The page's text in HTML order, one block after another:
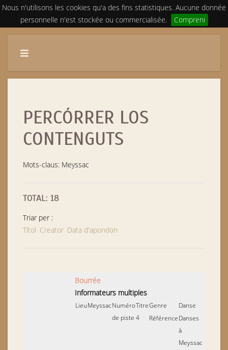
Nous n'utilisons les cookies qu'a des fins statistiques. Aucune donnée
personnelle n'est stockée ou commercialisée.
Compreni
PERCÓRRER LOS
CONTENGUTS
Mots-claus: Meyssac
TOTAL: 18
Triar per :
Títol Creator Data d'apondon
Bourrée
Informateurs multiples
LieuMeyssacNuméro
de piste
Titre
4
Genre
Danse
RéférenceDanses
à
Meyssac